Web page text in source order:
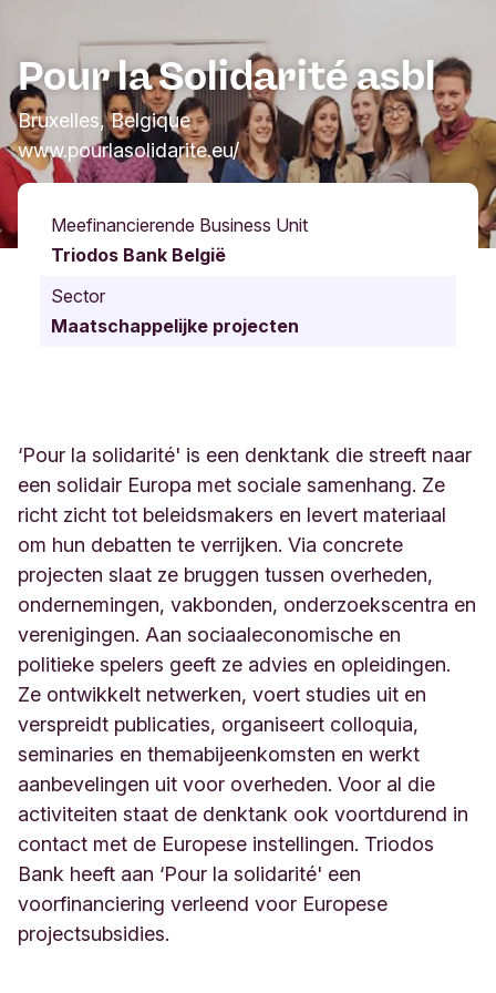
Pour la Solidarité asbl
Bruxelles, Belgique
www.pourlasolidarite.eu/
Meefinancierende Business Unit
Triodos Bank België
Sector
Maatschappelijke projecten
‘Pour la solidarité' is een denktank die streeft naar
een solidair Europa met sociale samenhang. Ze
richt zicht tot beleidsmakers en levert materiaal
om hun debatten te verrijken. Via concrete
projecten slaat ze bruggen tussen overheden,
ondernemingen, vakbonden, onderzoekscentra en
verenigingen. Aan sociaaleconomische en
politieke spelers geeft ze advies en opleidingen.
Ze ontwikkelt netwerken, voert studies uit en
verspreidt publicaties, organiseert colloquia,
seminaries en themabijeenkomsten en werkt
aanbevelingen uit voor overheden. Voor al die
activiteiten staat de denktank ook voortdurend in
contact met de Europese instellingen. Triodos
Bank heeft aan ‘Pour la solidarité' een
voorfinanciering verleend voor Europese
projectsubsidies.